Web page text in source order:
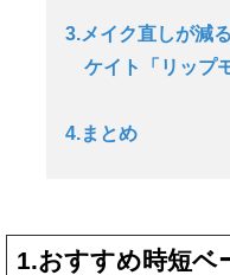
3.メイク直しが減
ケイト「リップ
4.まとめ
1.おすすめ時短ベ